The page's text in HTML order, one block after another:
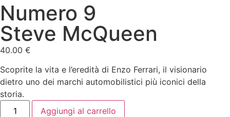
Numero 9
Steve McQueen
40.00 €
Scoprite la vita e l’eredità di Enzo Ferrari, il visionario
dietro uno dei marchi automobilistici più iconici della
storia.
Aggiungi al carrello